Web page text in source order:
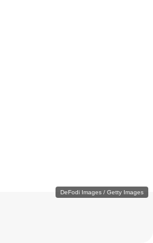
DeFodi Images / Getty Images